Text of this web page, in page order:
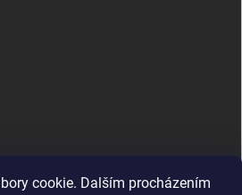
cookie. Dalším procházením